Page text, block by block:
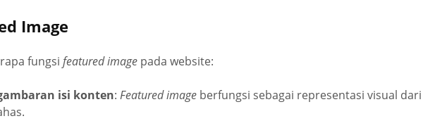
Image
fungsi featured image pada website:
isi konten: Featured image berfungsi sebagai representasi visual dari